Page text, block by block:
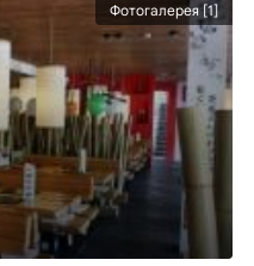
Фотогалерея [1]